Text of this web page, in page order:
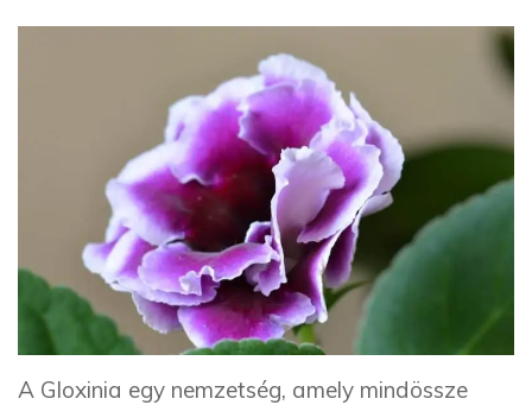
A Gloxinia egy nemzetség, amely mindössze